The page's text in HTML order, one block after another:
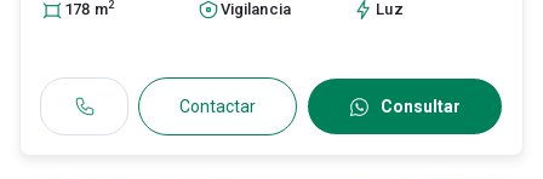
México , C.P. 05000 , ID:24754133
178 m2 Vigilancia Luz
Contactar Consultar